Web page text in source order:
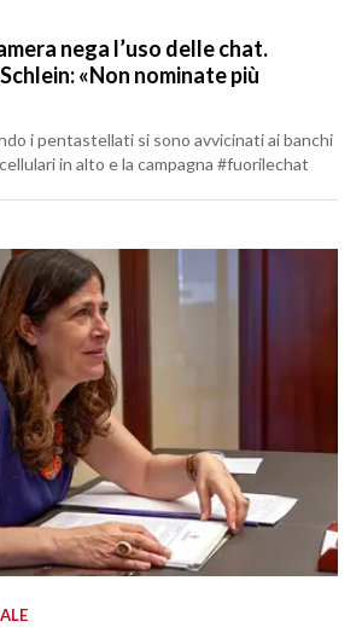
nega l’uso delle chat.
«Non nominate più
i pentastellati si sono avvicinati ai banchi
in alto e la campagna #fuorilechat